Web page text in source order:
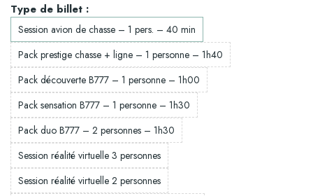
Type de billet :
Session avion de chasse – 1 pers. – 40 min
Pack prestige chasse + ligne – 1 personne – 1h40
Pack découverte B777 – 1 personne – 1h00
Pack sensation B777 – 1 personne – 1h30
Pack duo B777 – 2 personnes – 1h30
Session réalité virtuelle 3 personnes
Session réalité virtuelle 2 personnes